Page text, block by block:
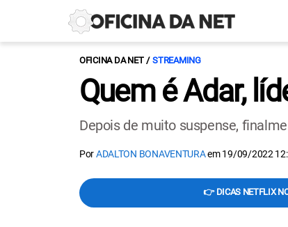
OFICINA DA NET STREAMING
Quem é Adar,
Depois de muito suspense,
PorADALTON BONAVENTURAem19/09/2022
👉 DICAS NETFLIX